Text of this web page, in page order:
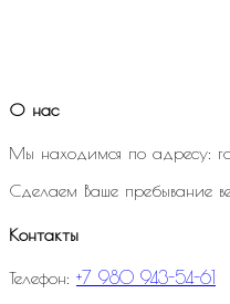
О нас
Мы находимся по адресу:
Сделаем Ваше пребывание
Контакты
Телефон: +7 980 943-54-61